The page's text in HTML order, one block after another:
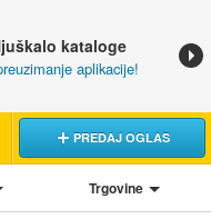
kataloge
aplikacije!
PREDAJ OGLAS
Trgovine